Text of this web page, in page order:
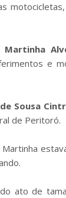
Martinha
e
Sousa
de Peritoró.
ato de